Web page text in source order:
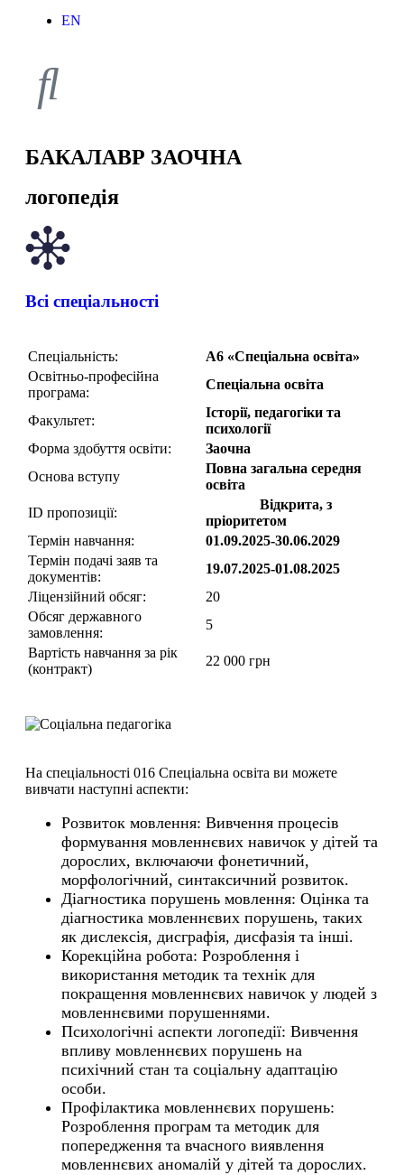
EN
БАКАЛАВР ЗАОЧНА
логопедія
Всі спеціальності
Спеціальність:
А6 «Спеціальна освіта»
Освітньо-професійна
програма:
Спеціальна освіта
Факультет:
Історії, педагогіки та
психології
Форма здобуття освіти:
Заочна
Основа вступу
Повна загальна середня
освіта
ID пропозиції:
Відкрита, з
пріоритетом
Термін навчання:
01.09.2025-30.06.2029
Термін подачі заяв та
документів:
19.07.2025-01.08.2025
Ліцензійний обсяг:
20
Обсяг державного
замовлення:
5
Вартість навчання за рік
(контракт)
22 000 грн
На спеціальності 016 Спеціальна освіта ви можете
вивчати наступні аспекти:
Розвиток мовлення: Вивчення процесів
формування мовленнєвих навичок у дітей та
дорослих, включаючи фонетичний,
морфологічний, синтаксичний розвиток.
Діагностика порушень мовлення: Оцінка та
діагностика мовленнєвих порушень, таких
як дислексія, дисграфія, дисфазія та інші.
Корекційна робота: Розроблення і
використання методик та технік для
покращення мовленнєвих навичок у людей з
мовленнєвими порушеннями.
Психологічні аспекти логопедії: Вивчення
впливу мовленнєвих порушень на
психічний стан та соціальну адаптацію
особи.
Профілактика мовленнєвих порушень:
Розроблення програм та методик для
попередження та вчасного виявлення
мовленнєвих аномалій у дітей та дорослих.